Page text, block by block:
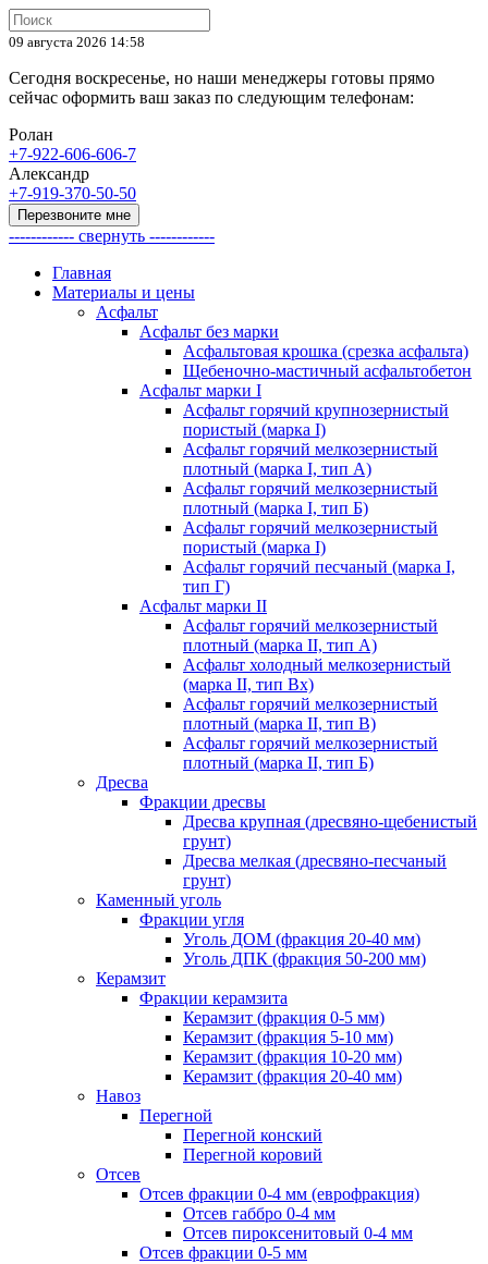
09 августа 2026 14:58
Сегодня воскресенье, но наши менеджеры готовы прямо
сейчас оформить ваш заказ по следующим телефонам:
Ролан
+7-922-606-606-7
Александр
+7-919-370-50-50
Перезвоните мне
------------ свернуть ------------
Главная
Материалы и цены
Асфальт
Асфальт без марки
Асфальтовая крошка (срезка асфальта)
Щебеночно-мастичный асфальтобетон
Асфальт марки I
Асфальт горячий крупнозернистый
пористый (марка I)
Асфальт горячий мелкозернистый
плотный (марка I, тип А)
Асфальт горячий мелкозернистый
плотный (марка I, тип Б)
Асфальт горячий мелкозернистый
пористый (марка I)
Асфальт горячий песчаный (марка I,
тип Г)
Асфальт марки II
Асфальт горячий мелкозернистый
плотный (марка II, тип А)
Асфальт холодный мелкозернистый
(марка II, тип Вх)
Асфальт горячий мелкозернистый
плотный (марка II, тип В)
Асфальт горячий мелкозернистый
плотный (марка II, тип Б)
Дресва
Фракции дресвы
Дресва крупная (дресвяно-щебенистый
грунт)
Дресва мелкая (дресвяно-песчаный
грунт)
Каменный уголь
Фракции угля
Уголь ДОМ (фракция 20-40 мм)
Уголь ДПК (фракция 50-200 мм)
Керамзит
Фракции керамзита
Керамзит (фракция 0-5 мм)
Керамзит (фракция 5-10 мм)
Керамзит (фракция 10-20 мм)
Керамзит (фракция 20-40 мм)
Навоз
Перегной
Перегной конский
Перегной коровий
Отсев
Отсев фракции 0-4 мм (еврофракция)
Отсев габбро 0-4 мм
Отсев пироксенитовый 0-4 мм
Отсев фракции 0-5 мм